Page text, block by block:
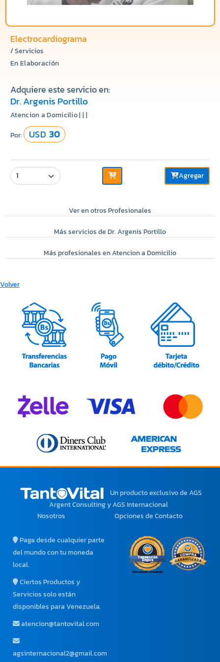
Electrocardiograma
/ Servicios
En Elaboración
Adquiere este servicio en:
Dr. Argenis Portillo
Atencion a Domicilio | | |
Por: USD30
Agregar
Ver en otros Profesionales
Más servicios de Dr. Argenis Portillo
Más profesionales en Atencion a Domicilio
Volver
Un producto exclusivode AGS
Argent Consulting y AGS Internacional
Nosotros
Opciones de Contacto
Paga desde cualquier parte
del mundo con tu moneda
local.
Ciertos Productos y
Servicios solo están
disponibles para Venezuela.
atencion@tantovital.com
agsinternacional2@gmail.com